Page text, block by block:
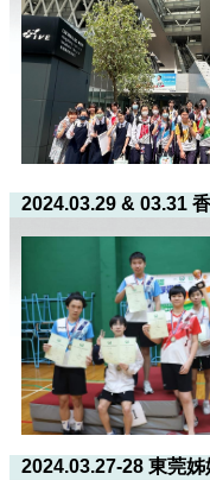
2024.03.29 & 03.31
2024.03.27-28 東莞